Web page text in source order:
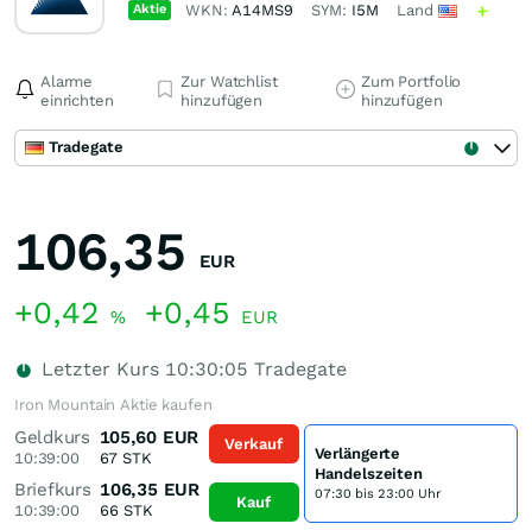
Aktie WKN:A14MS9 SYM: I5M Land
Alarme
einrichten
Zur Watchlist
hinzufügen
Zum Portfolio
hinzufügen
Tradegate
106,35 EUR
+0,42 % +0,45 EUR
Letzter Kurs 10:30:05 Tradegate
Iron Mountain Aktie kaufen
Geldkurs
10:39:00
105,60 EUR
67 STK
Briefkurs
10:39:00
106,35 EUR
66 STK
Verkauf
Kauf
Verlängerte
Handelszeiten
07:30 bis 23:00 Uhr